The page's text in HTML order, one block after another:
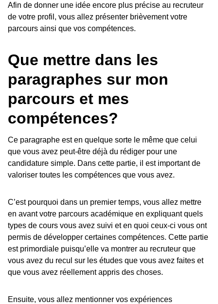
Afin de donner une idée encore plus précise au recruteur
de votre profil, vous allez présenter brièvement votre
parcours ainsi que vos compétences.
Que mettre dans les
paragraphes sur mon
parcours et mes
compétences?
Ce paragraphe est en quelque sorte le même que celui
que vous avez peut-être déjà du rédiger pour une
candidature simple. Dans cette partie, il est important de
valoriser toutes les compétences que vous avez.
C’est pourquoi dans un premier temps, vous allez mettre
en avant votre parcours académique en expliquant quels
types de cours vous avez suivi et en quoi ceux-ci vous ont
permis de développer certaines compétences. Cette partie
est primordiale puisqu’elle va montrer au recruteur que
vous avez du recul sur les études que vous avez faites et
que vous avez réellement appris des choses.
Ensuite, vous allez mentionner vos expériences